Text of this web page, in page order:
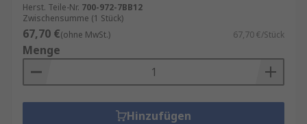
Herst. Teile-Nr. 700-972-7BB12
Zwischensumme (1 Stück)
67,70 €(ohne MwSt.) 67,70 €/Stück
Menge
Hinzufügen